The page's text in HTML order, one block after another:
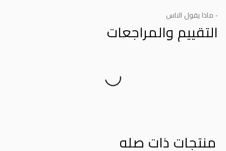
- ماذا يقول الناس
التقييم والمراجعات
منتجات ذات صله